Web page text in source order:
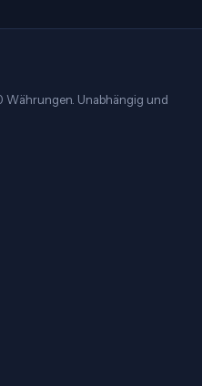
Währungen. Unabhängig und